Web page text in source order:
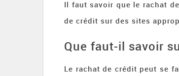
Il faut savoir que le rachat
de crédit sur des sites
Que faut-il savoir
Le rachat de crédit peut se